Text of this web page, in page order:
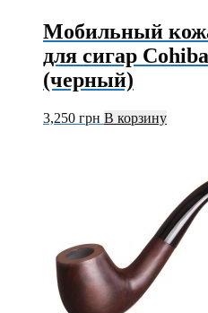
Мобильный
для сигар
(черный)
3,250 грн В корзину